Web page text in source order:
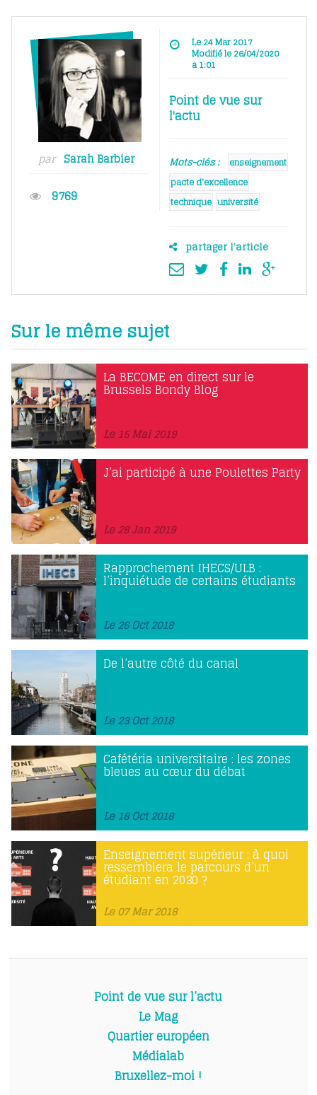
par Sarah Barbier
9769
Le 24 Mar 2017
Modifié le 26/04/2020
à 1:01
Point de vue sur
l'actu
Mots-clés :
enseignement
pacte d'excellence
technique université
partager l'article
Sur le même sujet
La BECOME en direct sur le
Brussels Bondy Blog
Le 15 Mai 2019
J’ai participé à une Poulettes Party
Le 28 Jan 2019
Rapprochement IHECS/ULB :
l’inquiétude de certains étudiants
Le 26 Oct 2018
De l’autre côté du canal
Le 23 Oct 2018
Cafétéria universitaire : les zones
bleues au cœur du débat
Le 18 Oct 2018
Enseignement supérieur : à quoi
ressemblera le parcours d’un
étudiant en 2030 ?
Le 07 Mar 2018
Point de vue sur l’actu
Le Mag
Quartier européen
Médialab
Bruxellez-moi !